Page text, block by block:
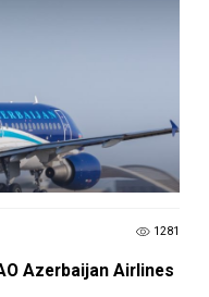
1281
Azerbaijan Airlines